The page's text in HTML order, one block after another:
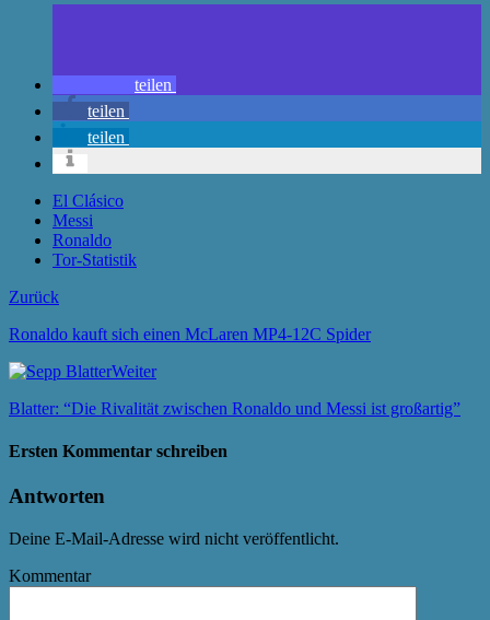
teilen
teilen
teilen
El Clásico
Messi
Ronaldo
Tor-Statistik
Zurück
Ronaldo kauft sich einen McLaren MP4-12C Spider
Weiter
Blatter: “Die Rivalität zwischen Ronaldo und Messi ist großartig”
Ersten Kommentar schreiben
Antworten
Deine E-Mail-Adresse wird nicht veröffentlicht.
Kommentar